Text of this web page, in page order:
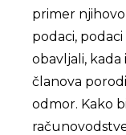
primer
podaci,
obavljali,
članova
odmor. Kako